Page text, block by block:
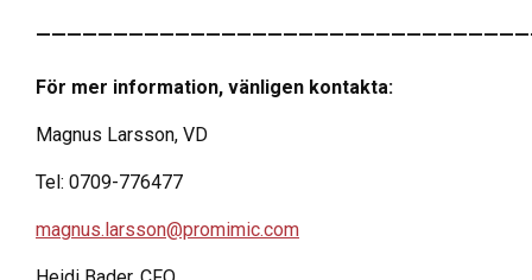
För mer information, vänligen kontakta:
Magnus Larsson, VD
Tel: 0709-776477
magnus.larsson@promimic.com